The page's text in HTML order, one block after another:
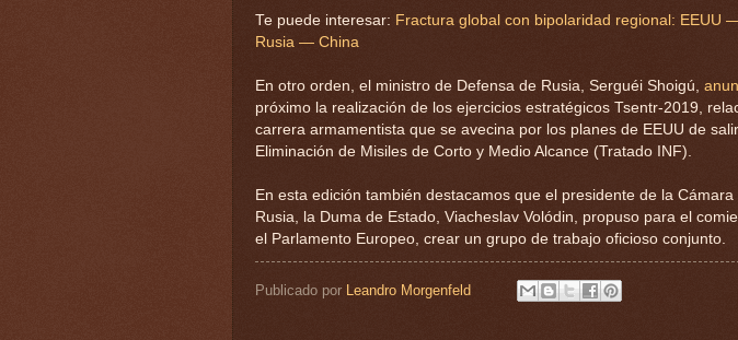
Te puede interesar: Fractura global con bipolaridad regional: EEUU
Rusia — China
En otro orden, el ministro de Defensa de Rusia, Serguéi Shoigú,
próximo la realización de los ejercicios estratégicos Tsentr-2019,
carrera armamentista que se avecina por los planes de EEUU de
Eliminación de Misiles de Corto y Medio Alcance (Tratado INF).
En esta edición también destacamos que el presidente de la
Rusia, la Duma de Estado, Viacheslav Volódin, propuso para el
el Parlamento Europeo, crear un grupo de trabajo oficioso conjunto.
Publicado por Leandro Morgenfeld